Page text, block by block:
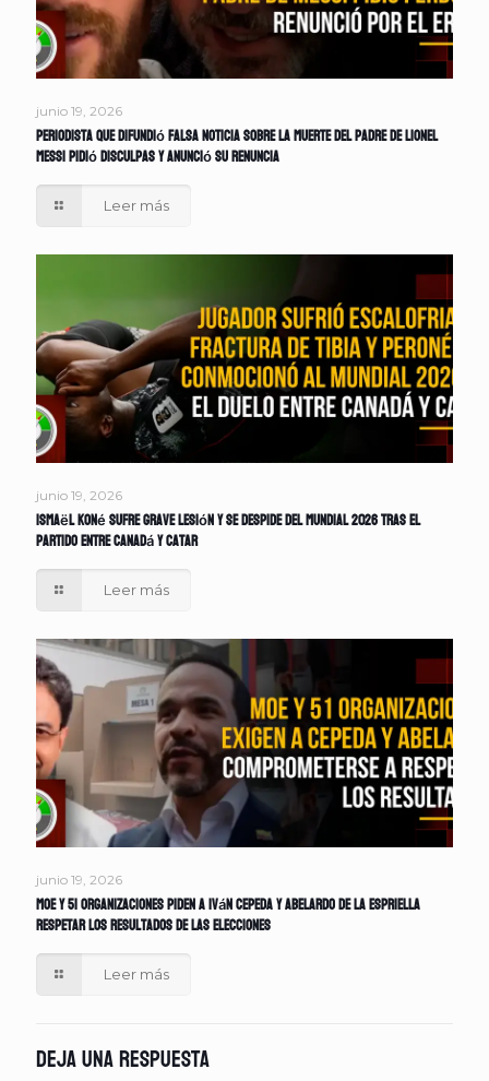
junio 19, 2026
Periodista que difundió falsa noticia sobre la muerte del padre de Lionel
Messi pidió disculpas y anunció su renuncia
Leer más
junio 19, 2026
Ismaël Koné sufre grave lesión y se despide del Mundial 2026 tras el
partido entre Canadá y Catar
Leer más
junio 19, 2026
MOE y 51 organizaciones piden a Iván Cepeda y Abelardo de la Espriella
respetar los resultados de las elecciones
Leer más
Deja una respuesta